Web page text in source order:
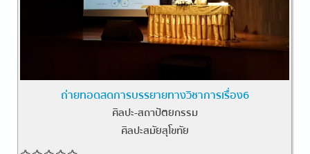
ถ่ายทอดสดการบรรยายทางวิชาการเรื่อง6
ศิลปะ-สถาปัตยกรรม
ศิลปะสมัยสุโขทัย